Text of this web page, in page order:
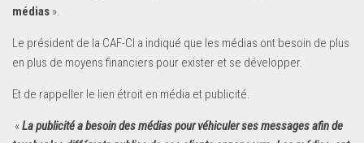
médias ».
Le président de la CAF-CI a indiqué que les médias ont besoin de plus
en plus de moyens financiers pour exister et se développer.
Et de rappeller le lien étroit en média et publicité.
« La publicité a besoin des médias pour véhiculer ses messages afin de